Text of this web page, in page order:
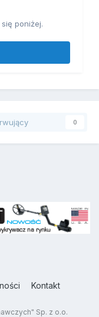
poniżej.
0
Kontakt
Sp. z o.o.